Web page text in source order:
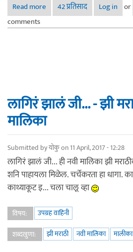
Read more about जागो मोहन प्यारे- झी
42 प्रतिसाद Log in or
comments
लागिरं झालं जी... - झी
मालिका
Submitted byयोकुon 11 April, 2017 - 12:28
लागिरं झालं जी... ही नवी मालिका झी
शनि पाहायला मिळेल. चर्चेकरता हा
काथ्याकूट इ... चला चालू व्हा
विषय:
उपग्रह वाहिनी
शब्दखुणा:
झी मराठी नवी मालिका मालीका